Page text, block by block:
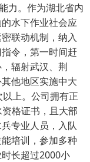
力。作为湖北省内
水下作业社会应
联动机制，纳入
令，第一时间赶
辐射武汉、荆
他地区实施中大
上。公司拥有正
格证书，且大部
专业人员，入队
培训，参加多种
长超过2000小